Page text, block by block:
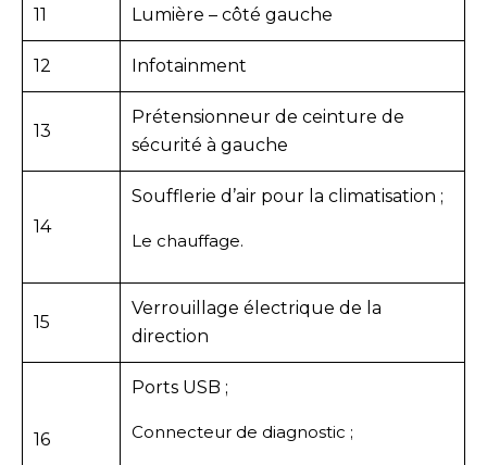
11 Lumière – côté gauche
12 Infotainment
13
Prétensionneur de ceinture de
sécurité à gauche
14
Soufflerie d’air pour la climatisation ;
Le chauffage.
15
Verrouillage électrique de la
direction
16
Ports USB ;
Connecteur de diagnostic ;